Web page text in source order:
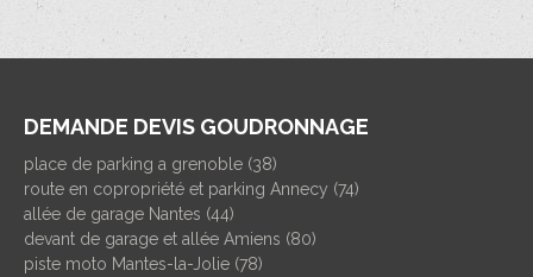
DEMANDE DEVIS GOUDRONNAGE
place de parking a grenoble (38)
route en copropriété et parking Annecy (74)
allée de garage Nantes (44)
devant de garage et allée Amiens (80)
piste moto Mantes-la-Jolie (78)